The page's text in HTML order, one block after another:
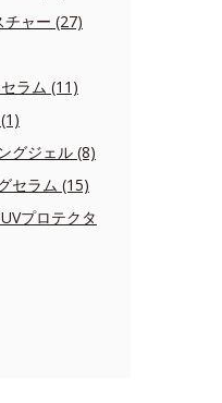
ャー (27)
ラム (11)
グジェル (8)
セラム (15)
プロテクタ